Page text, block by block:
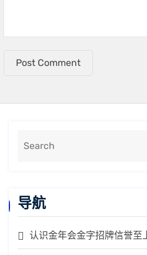
Post Comment
导航
认识金年会金字招牌信誉至